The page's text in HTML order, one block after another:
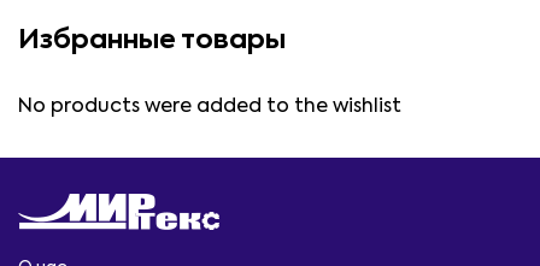
Избранные товары
No products were added to the wishlist